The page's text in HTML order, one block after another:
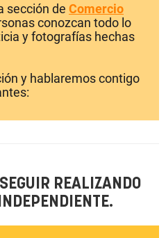
sección de Comercio
conozcan todo lo
y fotografías hechas
y hablaremos contigo
REALIZANDO